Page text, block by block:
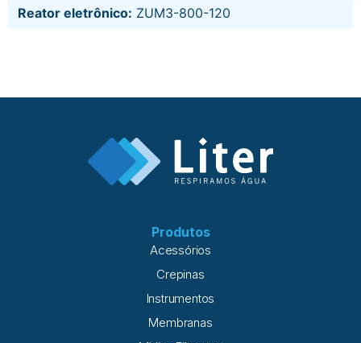
Reator eletrônico: ZUM3-800-120
Produtos
Acessórios
Crepinas
Instrumentos
Membranas